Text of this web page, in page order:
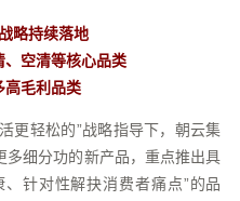
略持续落地
空清等核心品类
高毛利品类
轻松的”战略指导下，朝云集
多细分功的新产品，重点推出具
针对性解抉消费者痛点”的品